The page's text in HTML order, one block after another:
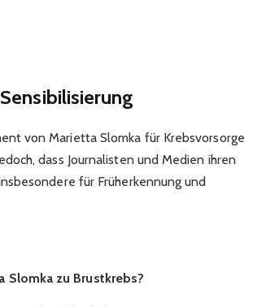
von Marietta Slomka für Krebsvorsorge
dass Journalisten und Medien ihren
für Früherkennung und
Slomka zu Brustkrebs?